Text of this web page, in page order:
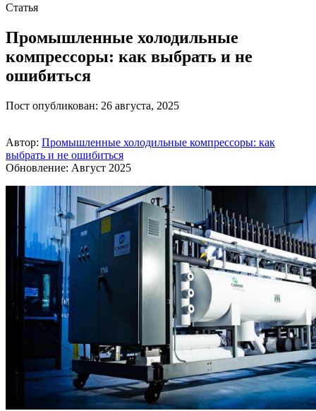
Статья
Промышленные холодильные
компрессоры: как выбрать и не
ошибиться
Пост опубликован: 26 августа, 2025
Автор: Промышленные холодильные компрессоры: как
выбрать и не ошибиться
Обновление: Август 2025